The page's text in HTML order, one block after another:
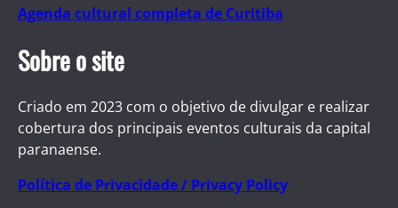
Agenda cultural completa de Curitiba
Sobre o site
Criado em 2023 com o objetivo de divulgar e realizar
cobertura dos principais eventos culturais da capital
paranaense.
Política de Privacidade / Privacy Policy